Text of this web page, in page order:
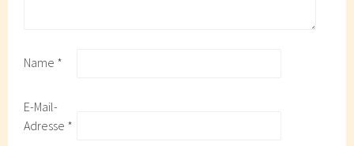
Name *
E-Mail-
Adresse *